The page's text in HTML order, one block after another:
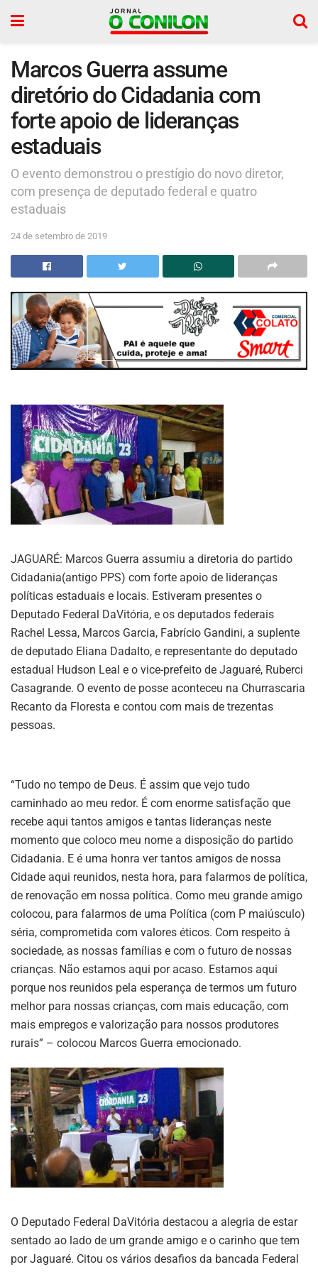
Marcos Guerra assume
diretório do Cidadania com
forte apoio de lideranças
estaduais
O evento demonstrou o prestígio do novo diretor,
com presença de deputado federal e quatro
estaduais
24 de setembro de 2019
JAGUARÉ: Marcos Guerra assumiu a diretoria do partido
Cidadania(antigo PPS) com forte apoio de lideranças
políticas estaduais e locais. Estiveram presentes o
Deputado Federal DaVitória, e os deputados federais
Rachel Lessa, Marcos Garcia, Fabrício Gandini, a suplente
de deputado Eliana Dadalto, e representante do deputado
estadual Hudson Leal e o vice-prefeito de Jaguaré, Ruberci
Casagrande. O evento de posse aconteceu na Churrascaria
Recanto da Floresta e contou com mais de trezentas
pessoas.
“Tudo no tempo de Deus. É assim que vejo tudo
caminhado ao meu redor. É com enorme satisfação que
recebe aqui tantos amigos e tantas lideranças neste
momento que coloco meu nome a disposição do partido
Cidadania. E é uma honra ver tantos amigos de nossa
Cidade aqui reunidos, nesta hora, para falarmos de política,
de renovação em nossa política. Como meu grande amigo
colocou, para falarmos de uma Política (com P maiúsculo)
séria, comprometida com valores éticos. Com respeito à
sociedade, as nossas famílias e com o futuro de nossas
crianças. Não estamos aqui por acaso. Estamos aqui
porque nos reunidos pela esperança de termos um futuro
melhor para nossas crianças, com mais educação, com
mais empregos e valorização para nossos produtores
rurais” – colocou Marcos Guerra emocionado.
O Deputado Federal DaVitória destacou a alegria de estar
sentado ao lado de um grande amigo e o carinho que tem
por Jaguaré. Citou os vários desafios da bancada Federal